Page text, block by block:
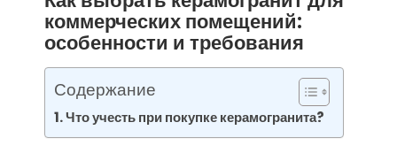
коммерческих помещений:
особенности и требования
Содержание
Что учесть при покупке керамогранита?